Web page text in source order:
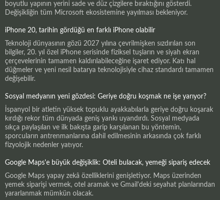
boyutlu yapının yerini sade ve düz çizgilere bıraktığını gösterdi.
Değişikliğin tüm Microsoft ekosistemine yayılması bekleniyor.
iPhone 20, tarihin gördüğü en farklı iPhone olabilir
Teknoloji dünyasının gözü 2027 yılına çevrilmişken sızdırılan son
bilgiler, 20. yıl özel iPhone serisinde fiziksel tuşların ve siyah ekran
çerçevelerinin tamamen kaldırılabileceğine işaret ediyor. Katı hal
düğmeler ve yeni nesil batarya teknolojisiyle cihaz standardı tamamen
değişebilir.
Sosyal medyanın yeni gözdesi: Geriye doğru koşmak ne işe yarıyor?
İspanyol bir atletin yüksek topuklu ayakkabılarla geriye doğru koşarak
kırdığı rekor tüm dünyada geniş yankı uyandırdı. Sosyal medyada
sıkça paylaşılan ve ilk bakışta garip karşılanan bu yöntemin,
sporcuların antrenmanlarına dahil edilmesinin arkasında çok farklı
fizyolojik nedenler yatıyor.
Google Maps'e büyük değişiklik: Oteli bulacak, yemeği sipariş edecek
Google Maps yapay zekâ özelliklerini genişletiyor. Maps üzerinden
yemek siparişi vermek, otel aramak ve Gmail'deki seyahat planlarından
yararlanmak mümkün olacak.